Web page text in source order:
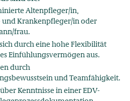
Altenpfleger/in,
und Krankenpfleger/in oder
frau.
durch eine hohe Flexibilität
Einfühlungsvermögen aus.
durch
und Teamfähigkeit.
Kenntnisse in einer EDV-